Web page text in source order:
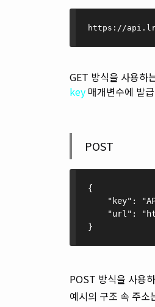
https://
GET 방식을 사용하
key 매개변수에 발
POST
{
"key":
"url":
}
POST 방식을 사용
예시의 구조 속 주소